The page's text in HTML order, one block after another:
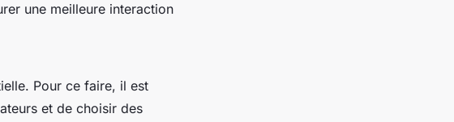
une meilleure interaction
Pour ce faire, il est
et de choisir des